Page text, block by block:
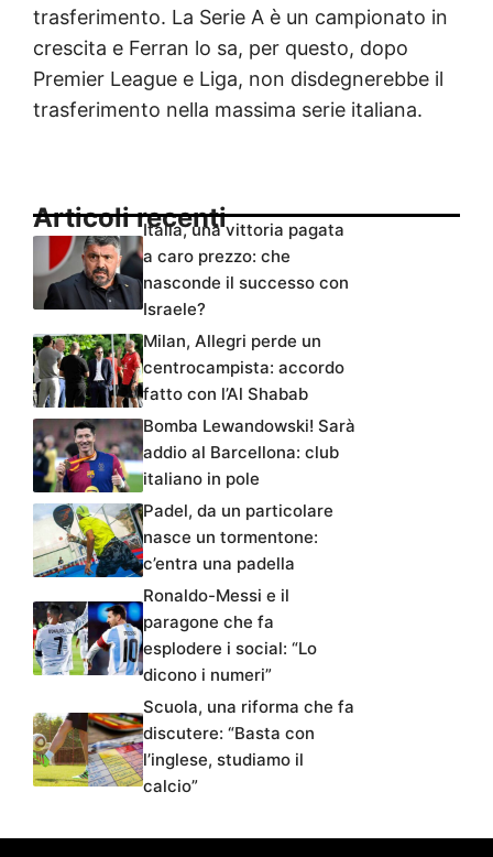
trasferimento. La Serie A è un campionato in
crescita e Ferran lo sa, per questo, dopo
Premier League e Liga, non disdegnerebbe il
trasferimento nella massima serie italiana.
Articoli recentiItalia, una vittoria pagata
a caro prezzo: che
nasconde il successo con
Israele?
Milan, Allegri perde un
centrocampista: accordo
fatto con l’Al Shabab
Bomba Lewandowski! Sarà
addio al Barcellona: club
italiano in pole
Padel, da un particolare
nasce un tormentone:
c’entra una padella
Ronaldo-Messi e il
paragone che fa
esplodere i social: “Lo
dicono i numeri”
Scuola, una riforma che fa
discutere: “Basta con
l’inglese, studiamo il
calcio”